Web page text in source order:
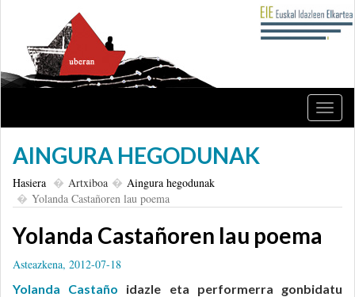
ireki
AINGURA HEGODUNAK
Hasiera Artxiboa
Aingura hegodunak
Yolanda Castañoren lau poema
Yolanda Castañoren lau poema
Asteazkena, 2012-07-18
Yolanda Castaño idazle eta performerra gonbidatu